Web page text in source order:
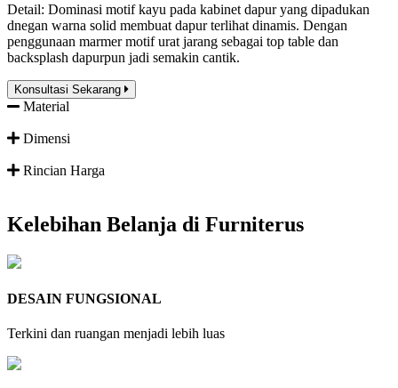
Detail: Dominasi motif kayu pada kabinet dapur yang dipadukan
dnegan warna solid membuat dapur terlihat dinamis. Dengan
penggunaan marmer motif urat jarang sebagai top table dan
backsplash dapurpun jadi semakin cantik.
Konsultasi Sekarang
Material
Dimensi
Rincian Harga
Kelebihan Belanja di Furniterus
DESAIN FUNGSIONAL
Terkini dan ruangan menjadi lebih luas